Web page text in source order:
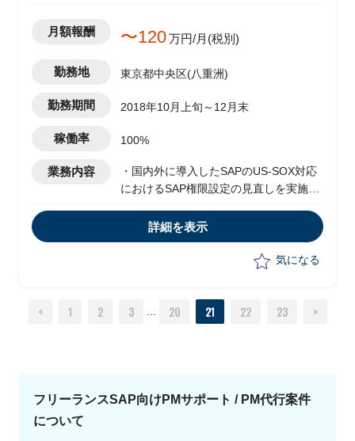
月額報酬 〜120万円/月(税別)
勤務地 東京都中央区(八重洲)
勤務期間 2018年10月上旬～12月末
稼働率 100%
業務内容
・国内外に導入したSAPのUS-SOX対応
におけるSAP権限設定の見直しを実施済
（中国、ベトナム子会社2社に展開予
定）
・リーダーの元、権限実装作業の実施
詳細を表示
気になる
< 1 2 3 ... 20 21 22 23 >
フリーランスSAP向けPMサポート / PM代行案件
について